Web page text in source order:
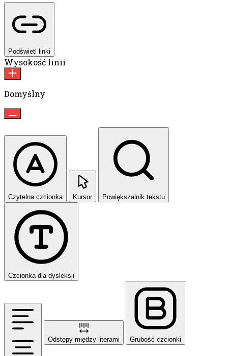
Podświetl linki
Wysokość linii
Domyślny
Czytelna czcionka Kursor Powiększalnik tekstu
Czcionka dla dysleksji
Odstępy między literami Grubość czcionki